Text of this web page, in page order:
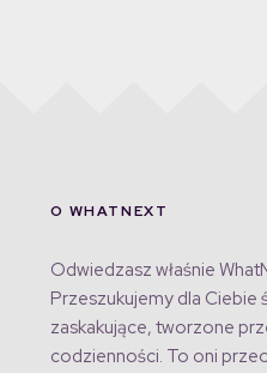
O WHATNEXT
Odwiedzasz właśnie
Przeszukujemy dla Ciebie
zaskakujące, tworzone
codzienności. To oni